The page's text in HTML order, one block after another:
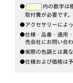
●
内の数字は
取付費が必要です。
●アクセサリーによ
●仕様・品番・適用
売会社にお問い合
●実際の色調とは異な
●仕様および価格は予